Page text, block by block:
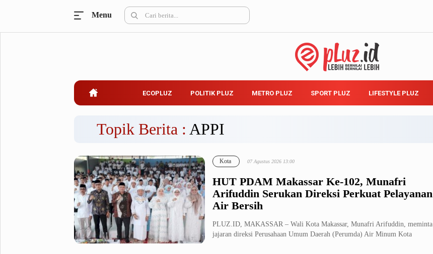
Belanja
Kuliner
Pemilu
Partai Politik
Pilpres
Menu
ECOPLUZ POLITIK PLUZ METRO PLUZ SPORT PLUZ LIFESTYLE PLUZ
Topik Berita : APPI
HUT PDAM Makassar Ke-102, Munafri
Arifuddin Serukan Direksi Perkuat Pelayanan
Air Bersih
Kota 07 Agustus 2026 13:00
PLUZ.ID, MAKASSAR – Wali Kota Makassar, Munafri Arifuddin, meminta
jajaran direksi Perusahaan Umum Daerah (Perumda) Air Minum Kota